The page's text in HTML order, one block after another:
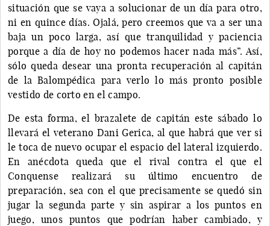
situación que se vaya a solucionar de un día para otro,
ni en quince días. Ojalá, pero creemos que va a ser una
baja un poco larga, así que tranquilidad y paciencia
porque a día de hoy no podemos hacer nada más”. Así,
sólo queda desear una pronta recuperación al capitán
de la Balompédica para verlo lo más pronto posible
vestido de corto en el campo.
De esta forma, el brazalete de capitán este sábado lo
llevará el veterano Dani Gerica, al que habrá que ver si
le toca de nuevo ocupar el espacio del lateral izquierdo.
En anécdota queda que el rival contra el que el
Conquense realizará su último encuentro de
preparación, sea con el que precisamente se quedó sin
jugar la segunda parte y sin aspirar a los puntos en
juego, unos puntos que podrían haber cambiado, y